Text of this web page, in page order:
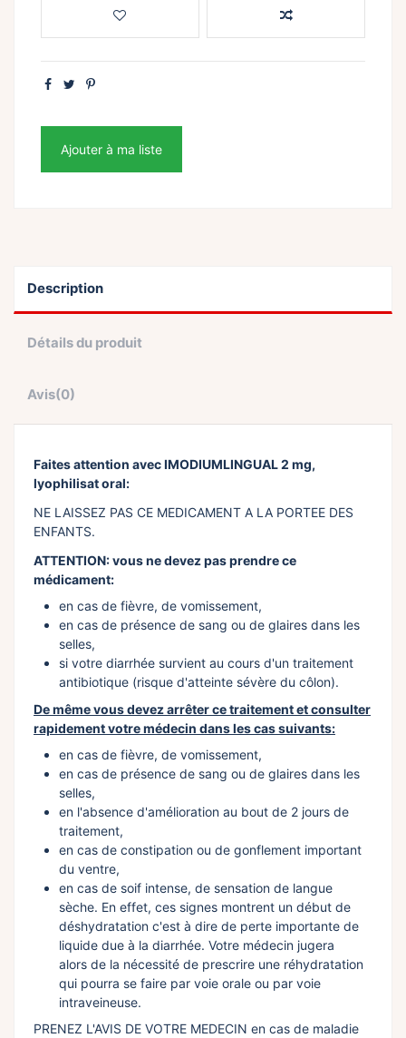
Ajouter à ma liste
Description
Détails du produit
Avis(0)
Faites attention avec IMODIUMLINGUAL 2 mg,
lyophilisat oral:
NE LAISSEZ PAS CE MEDICAMENT A LA PORTEE DES
ENFANTS.
ATTENTION: vous ne devez pas prendre ce
médicament:
en cas de fièvre, de vomissement,
en cas de présence de sang ou de glaires dans les
selles,
si votre diarrhée survient au cours d'un traitement
antibiotique (risque d'atteinte sévère du côlon).
De même vous devez arrêter ce traitement et consulter
rapidement votre médecin dans les cas suivants:
en cas de fièvre, de vomissement,
en cas de présence de sang ou de glaires dans les
selles,
en l'absence d'amélioration au bout de 2 jours de
traitement,
en cas de constipation ou de gonflement important
du ventre,
en cas de soif intense, de sensation de langue
sèche. En effet, ces signes montrent un début de
déshydratation c'est à dire de perte importante de
liquide due à la diarrhée. Votre médecin jugera
alors de la nécessité de prescrire une réhydratation
qui pourra se faire par voie orale ou par voie
intraveineuse.
PRENEZ L'AVIS DE VOTRE MEDECIN en cas de maladie